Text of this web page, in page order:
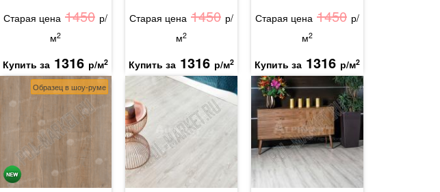
Старая цена 1450 р/
м2
Купить за 1316 р/м2
Старая цена 1450 р/
м2
Купить за 1316 р/м2
Старая цена 1450 р/
м2
Купить за 1316 р/м2
Образец в шоу-руме